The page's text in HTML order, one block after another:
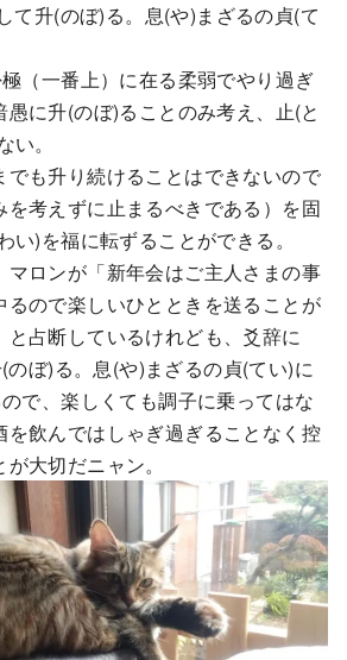
て升(のぼ)る。息(や)まざるの貞(て
（一番上）に在る柔弱でやり過ぎ
愚に升(のぼ)ることのみ考え、止(と
。
も升り続けることはできないので
を考えずに止まるべきである）を固
い)を福に転ずることができる。
ロンが「新年会はご主人さまの事
るので楽しいひとときを送ることが
と占断しているけれども、爻辞に
(のぼ)る。息(や)まざるの貞(てい)に
で、楽しくても調子に乗ってはな
を飲んではしゃぎ過ぎることなく控
大切だニャン。